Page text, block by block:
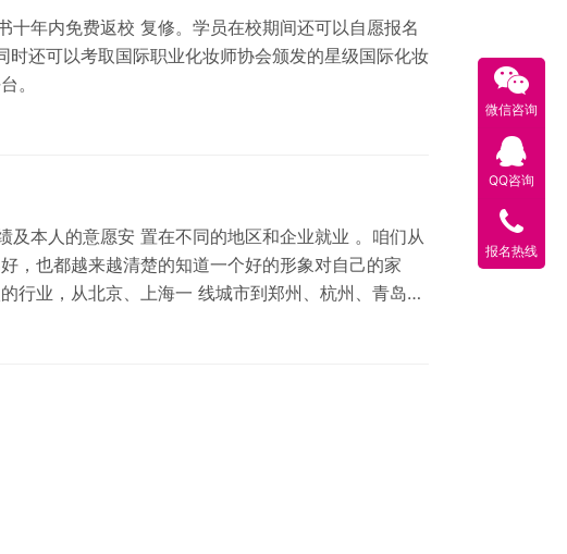
年内免费返校 复修。学员在校期间还可以自愿报名
还可以考取国际职业化妆师协会颁发的星级国际化妆
。
本人的意愿安 置在不同的地区和企业就业 。咱们从
，也都越来越清楚的知道一个好的形象对自己的家
行业，从北京、上海一 线城市到郑州、杭州、青岛等
非常的缺人，只要是在校好好学，跟着老师的要求
微信咨询
QQ咨询
报名热线